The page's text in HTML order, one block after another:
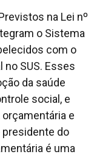
na Lei nº
o Sistema
com o
SUS. Esses
da saúde
social, e
e
do
é uma